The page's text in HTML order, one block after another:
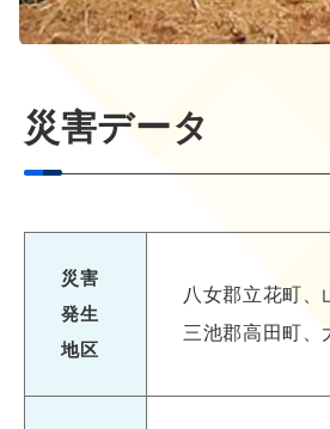
災害データ
災害
発生
地区
八女郡立花町、
三池郡高田町、